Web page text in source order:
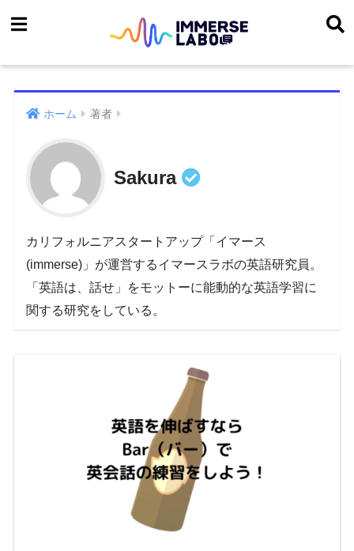
ホーム 著者
Sakura
カリフォルニアスタートアップ「イマース
(immerse)」が運営するイマースラボの英語研究員。
「英語は、話せ」をモットーに能動的な英語学習に
関する研究をしている。